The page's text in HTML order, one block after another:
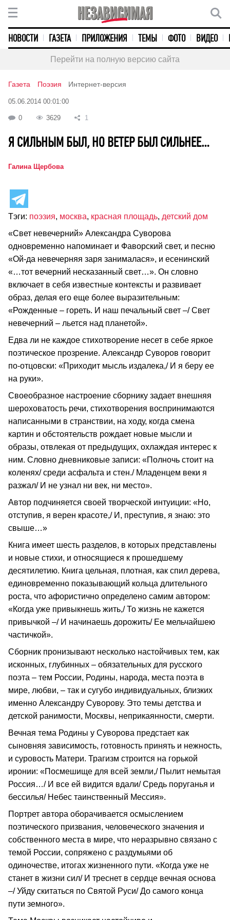
НОВОСТИ ГАЗЕТА ПРИЛОЖЕНИЯ ТЕМЫ ФОТО ВИДЕО
Перейти на полную версию сайта
Газета Поэзия Интернет-версия
05.06.2014 00:01:00
0 3629 1
Я СИЛЬНЫМ БЫЛ, НО ВЕТЕР БЫЛ СИЛЬНЕЕ…
Галина Щербова
Тэги: поэзия, москва, красная площадь, детский дом
«Свет невечерний» Александра Суворова
одновременно напоминает и Фаворский свет, и песню
«Ой-да невечерняя заря занималася», и есенинский
«…тот вечерний несказанный свет…». Он словно
включает в себя известные контексты и развивает
образ, делая его еще более выразительным:
«Рожденные – гореть. И наш печальный свет –/ Свет
невечерний – льется над планетой».
Едва ли не каждое стихотворение несет в себе яркое
поэтическое прозрение. Александр Суворов говорит
по-отцовски: «Приходит мысль издалека,/ И я беру ее
на руки».
Своеобразное настроение сборнику задает внешняя
шероховатость речи, стихотворения воспринимаются
написанными в странствии, на ходу, когда смена
картин и обстоятельств рождает новые мысли и
образы, отвлекая от предыдущих, охлаждая интерес к
ним. Словно дневниковые записи: «Полночь стоит на
коленях/ среди асфальта и стен./ Младенцем веки я
разжал/ И не узнал ни век, ни место».
Автор подчиняется своей творческой интуиции: «Но,
отступив, я верен красоте,/ И, преступив, я знаю: это
свыше…»
Книга имеет шесть разделов, в которых представлены
и новые стихи, и относящиеся к прошедшему
десятилетию. Книга цельная, плотная, как спил дерева,
единовременно показывающий кольца длительного
роста, что афористично определено самим автором:
«Когда уже привыкнешь жить,/ То жизнь не кажется
привычкой –/ И начинаешь дорожить/ Ее мельчайшею
частичкой».
Сборник пронизывают несколько настойчивых тем, как
исконных, глубинных – обязательных для русского
поэта – тем России, Родины, народа, места поэта в
мире, любви, – так и сугубо индивидуальных, близких
именно Александру Суворову. Это темы детства и
детской ранимости, Москвы, неприкаянности, смерти.
Вечная тема Родины у Суворова предстает как
сыновняя зависимость, готовность принять и нежность,
и суровость Матери. Трагизм строится на горькой
иронии: «Посмешище для всей земли,/ Пылит немытая
Россия…/ И все ей видится вдали/ Средь поруганья и
бессилья/ Небес таинственный Мессия».
Портрет автора оборачивается осмыслением
поэтического призвания, человеческого значения и
собственного места в мире, что неразрывно связано с
темой России, сопряжено с раздумьями об
одиночестве, итогах жизненного пути. «Когда уже не
станет в жизни сил/ И треснет в сердце вечная основа
–/ Уйду скитаться по Святой Руси/ До самого конца
пути земного».